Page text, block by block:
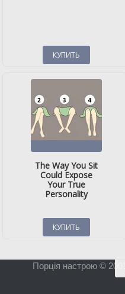
Порція настрою ©